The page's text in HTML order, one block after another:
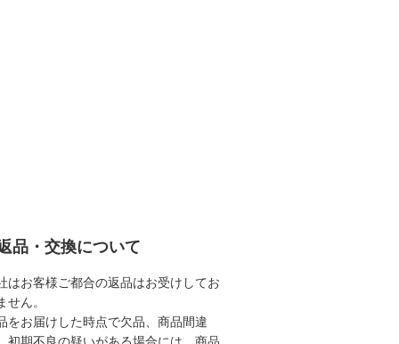
品・交換について
はお客様ご都合の返品はお受けしてお
せん。
をお届けした時点で欠品、商品間違
初期不良の疑いがある場合には、商品